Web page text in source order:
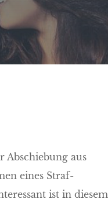
Abschiebung aus
eines Straf-
ist in diesem